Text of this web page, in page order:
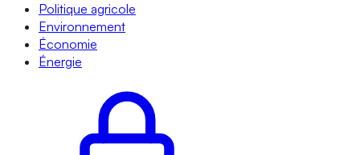
Politique agricole
Environnement
Économie
Énergie